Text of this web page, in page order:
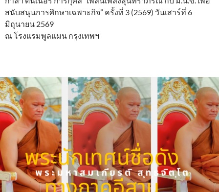
สนับสนุนการศึกษาเฉพาะกิจ” ครั้งที่ 3 (2569) วันเสาร์ที่ 6
มิถุนายน 2569
ณ โรงแรมพูลแมน กรุงเทพฯ